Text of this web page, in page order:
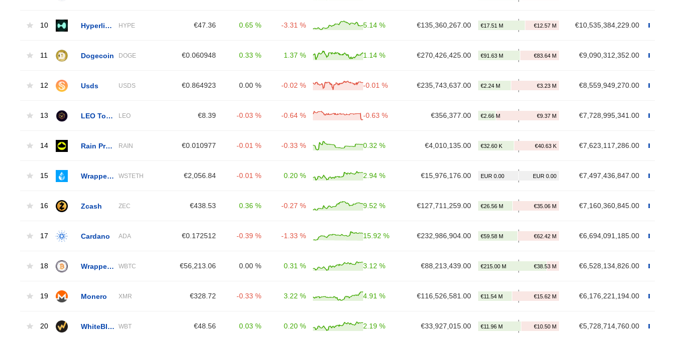
10 HYPE €47.36 0.65 % -3.31 % 5.14 % €135,360,267.00 €10,535,384,229.00
11 Dogecoin DOGE €0.060948 0.33 % 1.37 % 1.14 % €270,426,425.00 €9,090,312,352.00
12 Usds USDS €0.864923 0.00 % -0.02 % -0.01 % €235,743,637.00 €8,559,949,270.00
13 LEO €8.39 -0.03 % -0.64 % -0.63 % €356,377.00 €7,728,995,341.00
14 Rain Protocol RAIN €0.010977 -0.01 % -0.33 % 0.32 % €4,010,135.00 €7,623,117,286.00
15 WSTETH €2,056.84 -0.01 % 0.20 % 2.94 % €15,976,176.00 €7,497,436,847.00
16 Zcash ZEC €438.53 0.36 % -0.27 % 9.52 % €127,711,259.00 €7,160,360,845.00
17 Cardano ADA €0.172512 -0.39 % -1.33 % 15.92 % €232,986,904.00 €6,694,091,185.00
18 WBTC €56,213.06 0.00 % 0.31 % 3.12 % €88,213,439.00 €6,528,134,826.00
19 Monero XMR €328.72 -0.33 % 3.22 % 4.91 % €116,526,581.00 €6,176,221,194.00
20 WBT €48.56 0.03 % 0.20 % 2.19 % €33,927,015.00 €5,728,714,760.00